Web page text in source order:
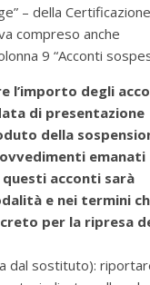
– della Certificazione
compreso anche
9 “Acconti
l’importo degli
di presentazione
della
emanati
questi acconti sarà
e nei termini
per la ripresa
dal sostituto):